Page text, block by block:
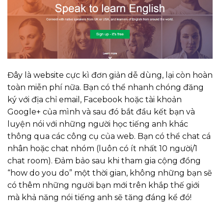
Đây là website cực kì đơn giản dễ dùng, lại còn hoàn
toàn miễn phí nữa. Bạn có thể nhanh chóng đăng
ký với địa chỉ email, Facebook hoặc tài khoản
Google+ của mình và sau đó bắt đầu kết bạn và
luyện nói với những người học tiếng anh khác
thông qua các công cụ của web. Bạn có thể chat cá
nhân hoặc chat nhóm (luôn có ít nhất 10 người/1
chat room). Đảm bảo sau khi tham gia cộng đồng
“how do you do” một thời gian, không những bạn sẽ
có thêm những người bạn mới trên khắp thế giới
mà khả năng nói tiếng anh sẽ tăng đáng kể đó!